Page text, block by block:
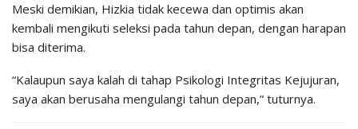
Meski demikian, Hizkia tidak kecewa dan optimis akan
kembali mengikuti seleksi pada tahun depan, dengan harapan
bisa diterima.
“Kalaupun saya kalah di tahap Psikologi Integritas Kejujuran,
saya akan berusaha mengulangi tahun depan,” tuturnya.